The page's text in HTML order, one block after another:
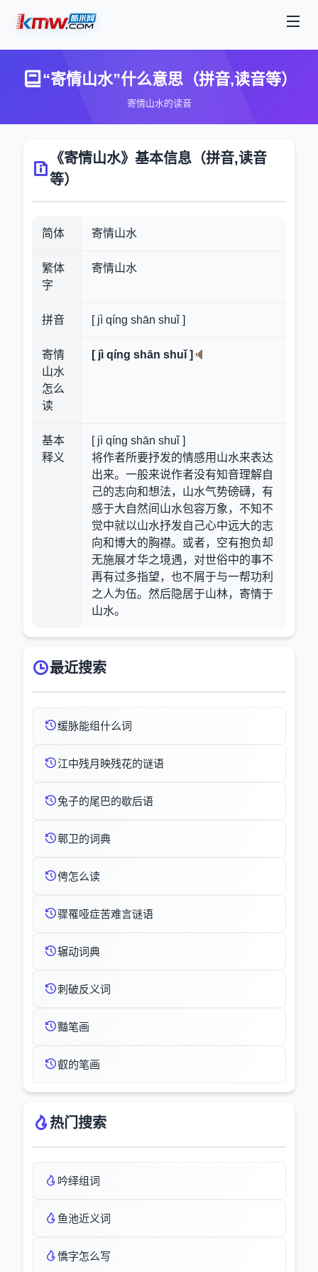
“寄情山水”什么意思（拼音,读音等）
寄情山水的读音
《寄情山水》基本信息（拼音,读音
等）
简体 寄情山水
繁体
字
寄情山水
拼音 [ jì qíng shān shuǐ ]
寄情
山水
怎么
读
[ jì qíng shān shuǐ ]
基本
释义
[ jì qíng shān shuǐ ]
将作者所要抒发的情感用山水来表达
出来。一般来说作者没有知音理解自
己的志向和想法，山水气势磅礴，有
感于大自然间山水包容万象，不知不
觉中就以山水抒发自己心中远大的志
向和博大的胸襟。或者，空有抱负却
无施展才华之境遇，对世俗中的事不
再有过多指望，也不屑于与一帮功利
之人为伍。然后隐居于山林，寄情于
山水。
最近搜索
缓脉能组什么词
江中残月映残花的谜语
兔子的尾巴的歇后语
鄣卫的词典
俜怎么读
骤罹哑症苦难言谜语
辗动词典
刺破反义词
豔笔画
叡的笔画
热门搜索
吟绎组词
鱼池近义词
憍字怎么写